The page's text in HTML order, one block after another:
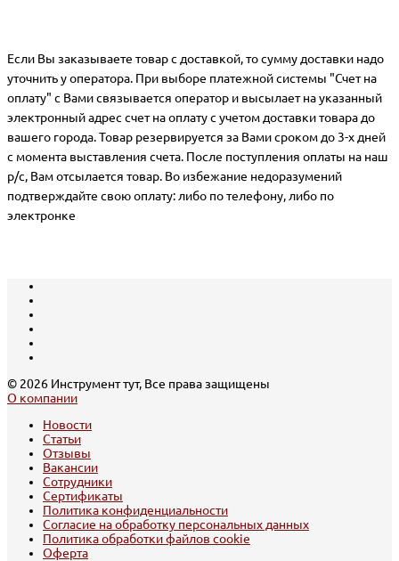
Если Вы заказываете товар с доставкой, то сумму доставки надо
уточнить у оператора. При выборе платежной системы "Счет на
оплату" с Вами связывается оператор и высылает на указанный
электронный адрес счет на оплату с учетом доставки товара до
вашего города. Товар резервируется за Вами сроком до 3-х дней
с момента выставления счета. После поступления оплаты на наш
р/с, Вам отсылается товар. Во избежание недоразумений
подтверждайте свою оплату: либо по телефону, либо по
электронке
© 2026 Инструмент тут, Все права защищены
О компании
Новости
Статьи
Отзывы
Вакансии
Сотрудники
Сертификаты
Политика конфиденциальности
Согласие на обработку персональных данных
Политика обработки файлов cookie
Оферта